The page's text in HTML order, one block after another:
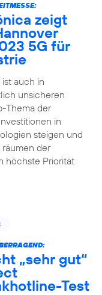
zeigt
5G für
auch in
unsicheren
Thema der
in
steigen und
der
höchste Priorität
„sehr gut“
Test